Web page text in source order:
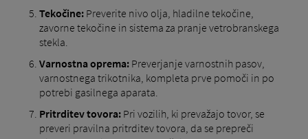
Tekočine:Preverite nivo olja, hladilne tekočine,
zavorne tekočine in sistema za pranje vetrobranskega
stekla.
Varnostna oprema:Preverjanje varnostnih pasov,
varnostnega trikotnika, kompleta prve pomoči in po
potrebi gasilnega aparata.
Pritrditev tovora:Pri vozilih, ki prevažajo tovor, se
preveri pravilna pritrditev tovora, da se prepreči